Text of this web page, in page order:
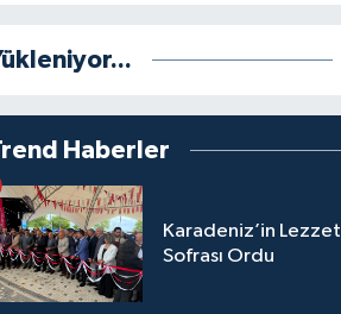
Haberler
Karadeniz’in Lezzet
Sofrası Ordu